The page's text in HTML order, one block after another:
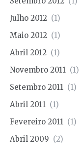
Julho 2012 (1)
Maio 2012 (1)
Abril 2012 (1)
Novembro 2011 (1)
Setembro 2011 (1)
Abril 2011 (1)
Fevereiro 2011 (1)
Abril 2009 (2)